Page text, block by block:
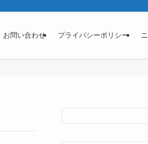
お問い合わせ プライバシーポリシー